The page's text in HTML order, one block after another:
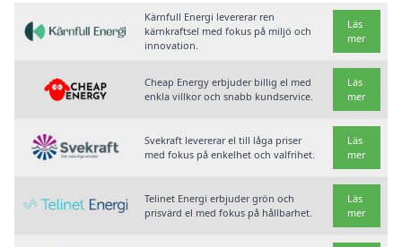
Kärnfull Energi levererar ren
kärnkraftsel med fokus på miljö och
innovation.
Läs
mer
Cheap Energy erbjuder billig el med
enkla villkor och snabb kundservice.
Läs
mer
Svekraft levererar el till låga priser
med fokus på enkelhet och valfrihet.
Läs
mer
Telinet Energi erbjuder grön och
prisvärd el med fokus på hållbarhet.
Läs
mer